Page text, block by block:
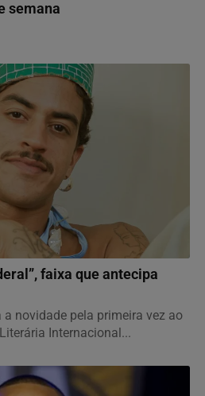
semana
faixa que antecipa
novidade pela primeira vez ao
Internacional...